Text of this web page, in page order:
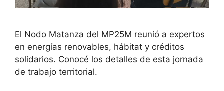
El Nodo Matanza del MP25M reunió a expertos
en energías renovables, hábitat y créditos
solidarios. Conocé los detalles de esta jornada
de trabajo territorial.